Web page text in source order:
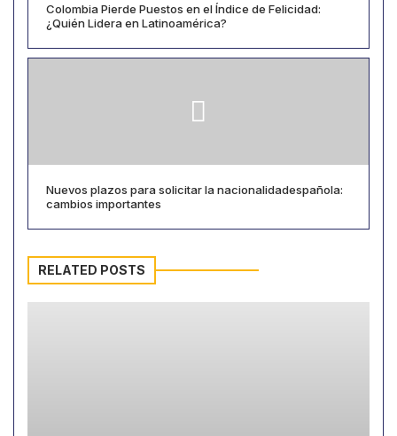
Colombia Pierde Puestos en el Índice de Felicidad:
¿Quién Lidera en Latinoamérica?
Nuevos plazos para solicitar la nacionalidadespañola:
cambios importantes
RELATED POSTS